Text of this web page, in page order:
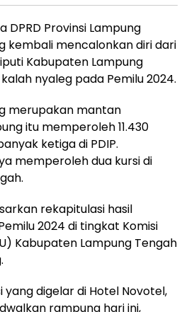
DPRD Provinsi Lampung
kembali mencalonkan diri dari
Kabupaten Lampung
nyaleg pada Pemilu 2024.
merupakan mantan
itu memperoleh 11.430
ketiga di PDIP.
memperoleh dua kursi di
rekapitulasi hasil
2024 di tingkat Komisi
Kabupaten Lampung Tengah
digelar di Hotel Novotel,
rampung hari ini,